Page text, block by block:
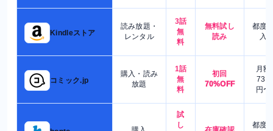
Kindleストア
読み放題・
レンタル
3話
無
料
無料試し
読み
都度
入
コミック.jp
購入・読み
放題
1話
無
料
初回
70%OFF
月額
730
円〜
試
し
都度